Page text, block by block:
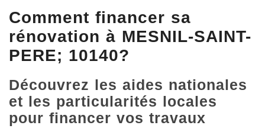
Comment financer sa
rénovation à MESNIL-SAINT-
PERE; 10140?
Découvrez les aides nationales
et les particularités locales
pour financer vos travaux